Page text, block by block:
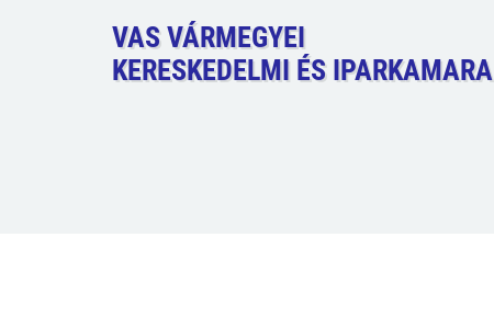
VAS VÁRMEGYEI
KERESKEDELMI ÉS IPARKAMARA